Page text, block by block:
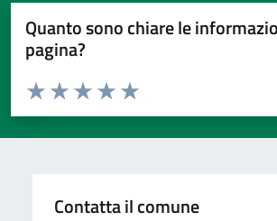
Quanto sono chiare le
pagina?
Valuta da 1 a 5 stelle la pagina
Valuta 5 stelle su 5
Valuta 4 stelle su 5
Valuta 3 stelle su 5
Valuta 2 stelle su 5
Valuta 1 stelle su 5
Contatta il comune